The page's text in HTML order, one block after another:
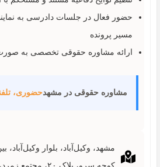
حضور فعال در جلسات دادرسی به
مسیر پرونده
ارائه مشاوره حقوقی تخصصی به
مشاوره حقوقی در مشهدحضوری،